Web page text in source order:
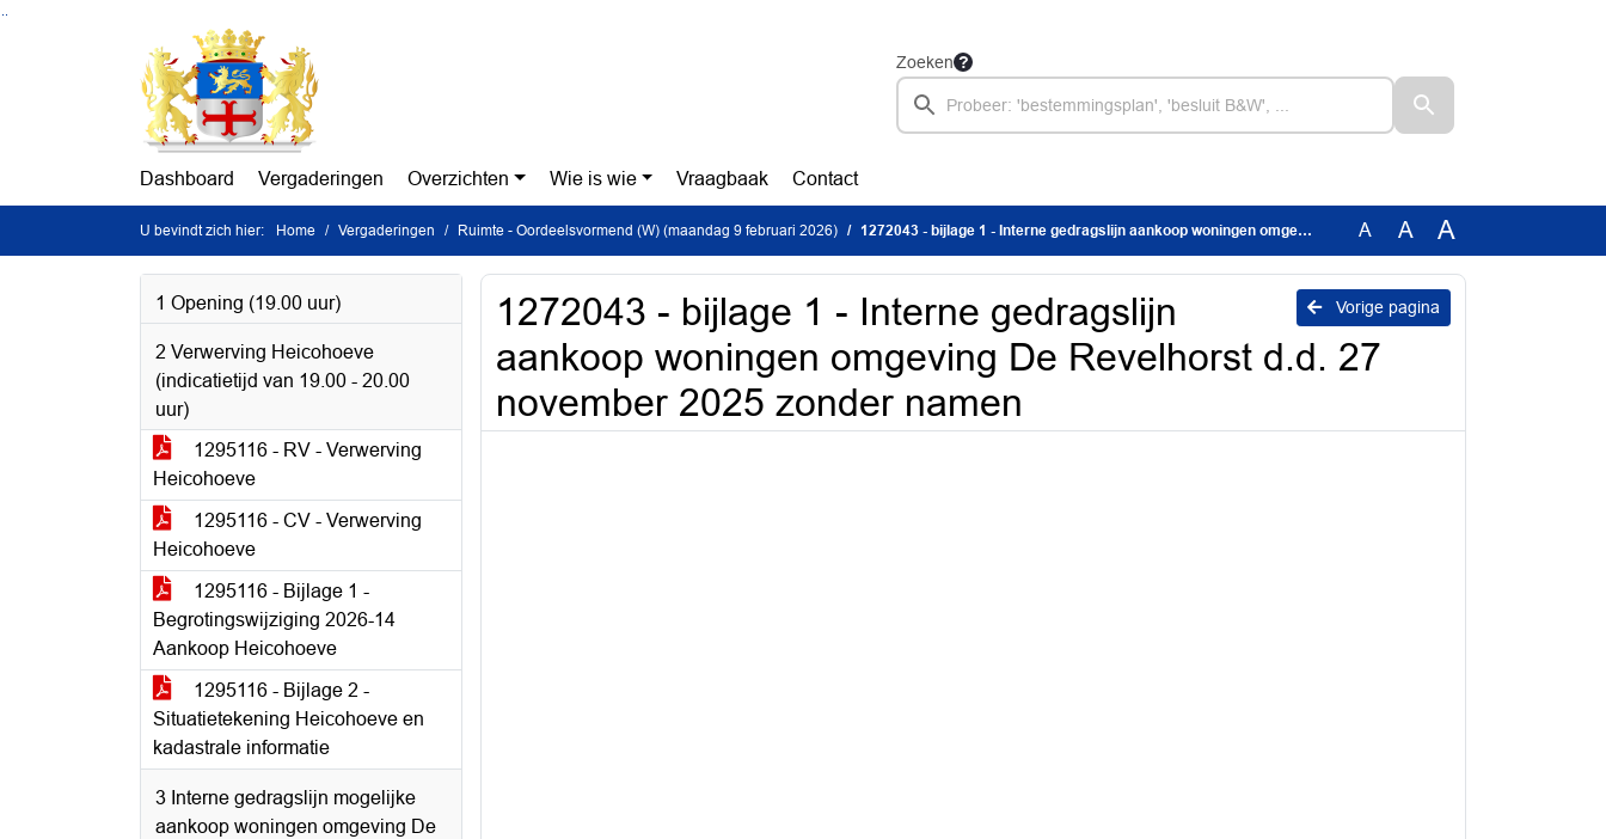
Ga naar de inhoud van deze pagina
Zoeken
Dashboard Vergaderingen Overzichten Wie is wie Vraagbaak Contact
U bevindt zich hier: Home Vergaderingen Ruimte - Oordeelsvormend (W) (maandag 9 februari 2026) 1272043 - bijlage 1 - Interne gedragslijn aankoop woningen omgeving De Revelhorst d.d. 27 november 2025 zonder namen A A A
1 Opening (19.00 uur)
2 Verwerving Heicohoeve
(indicatietijd van 19.00 - 20.00
uur)
1295116 - RV - Verwerving
Heicohoeve
1295116 - CV - Verwerving
Heicohoeve
1295116 - Bijlage 1 -
Begrotingswijziging 2026-14
Aankoop Heicohoeve
1295116 - Bijlage 2 -
Situatietekening Heicohoeve en
kadastrale informatie
3 Interne gedragslijn mogelijke
aankoop woningen omgeving De
Vorige pagina
1272043 - bijlage 1 - Interne gedragslijn
aankoop woningen omgeving De Revelhorst d.d. 27
november 2025 zonder namen